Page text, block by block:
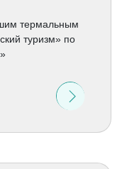
термальным
туризм» по